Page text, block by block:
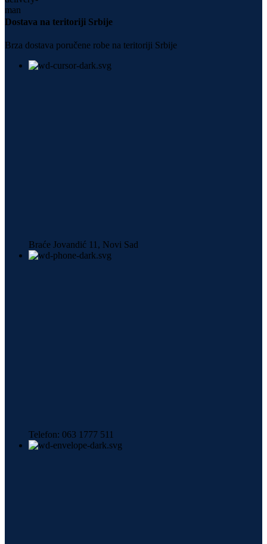
Dostava na teritoriji Srbije
Brza dostava poručene robe na teritoriji Srbije
Braće Jovandić 11, Novi Sad
Telefon: 063 1777 511